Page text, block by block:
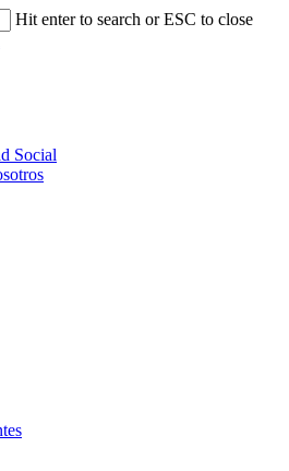
Hit enter to search or ESC to close
Social